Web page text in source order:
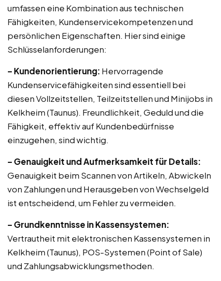
umfassen eine Kombination aus technischen
Fähigkeiten, Kundenservicekompetenzen und
persönlichen Eigenschaften. Hier sind einige
Schlüsselanforderungen:
– Kundenorientierung: Hervorragende
Kundenservicefähigkeiten sind essentiell bei
diesen Vollzeitstellen, Teilzeitstellen und Minijobs in
Kelkheim (Taunus). Freundlichkeit, Geduld und die
Fähigkeit, effektiv auf Kundenbedürfnisse
einzugehen, sind wichtig.
– Genauigkeit und Aufmerksamkeit für Details:
Genauigkeit beim Scannen von Artikeln, Abwickeln
von Zahlungen und Herausgeben von Wechselgeld
ist entscheidend, um Fehler zu vermeiden.
– Grundkenntnisse in Kassensystemen:
Vertrautheit mit elektronischen Kassensystemen in
Kelkheim (Taunus), POS-Systemen (Point of Sale)
und Zahlungsabwicklungsmethoden.